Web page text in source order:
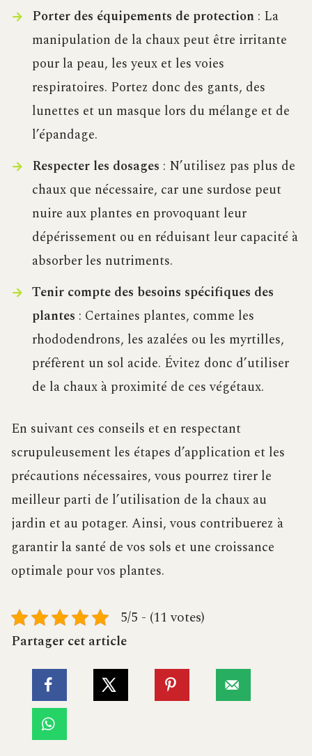
Porter des équipements de protection: La
manipulation de la chaux peut être irritante
pour la peau, les yeux et les voies
respiratoires. Portez donc des gants, des
lunettes et un masque lors du mélange et de
l’épandage.
Respecter les dosages : N’utilisez pas plus de
chaux que nécessaire, car une surdose peut
nuire aux plantes en provoquant leur
dépérissement ou en réduisant leur capacité à
absorber les nutriments.
Tenir compte des besoins spécifiques des
plantes : Certaines plantes, comme les
rhododendrons, les azalées ou les myrtilles,
préfèrent un sol acide. Évitez donc d’utiliser
de la chaux à proximité de ces végétaux.
En suivant ces conseils et en respectant
scrupuleusement les étapes d’application et les
précautions nécessaires, vous pourrez tirer le
meilleur parti de l’utilisation de la chaux au
jardin et au potager. Ainsi, vous contribuerez à
garantir la santé de vos sols et une croissance
optimale pour vos plantes.
5/5 - (11 votes)
Partager cet article